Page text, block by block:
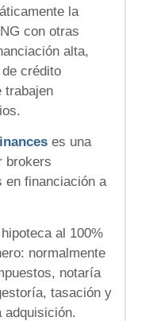
la
con otras
alta,
crédito
trabajen
es una
brokers
en financiación a
al 100%
normalmente
notaría
tasación y
adquisición.